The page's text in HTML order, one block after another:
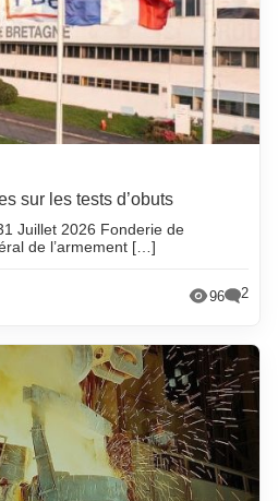
sur les tests d’obuts
Juillet 2026 Fonderie de
de l’armement […]
96 2